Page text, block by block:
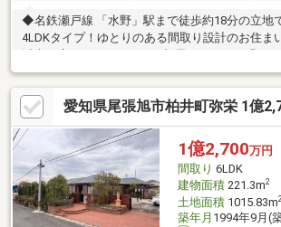
◆名鉄瀬戸線 「水野」駅まで徒歩約18分の立地
4LDKタイプ！ゆとりのある間取り設計のお住ま
家具配置もしやすい、広々約16帖のLDK！◆カ
キッチンを採用！家族との会話が弾む開放的な
チンに床下収納を設置、ストックに便利◆全室2
明るく風通し良好です！◆1階・2階に和室付き
つろぎスペースとして幅広く活用できます！◆全
で、生活空間を有効に使える間取りです◆駐車
ざいます！来客時にも心強いですね！
愛知県尾張旭市柏井町弥栄 1億
1億2,700万円
間取り 6LDK
建物面積221.3m2
土地面積1015.83m2
築年月 1994年9月(